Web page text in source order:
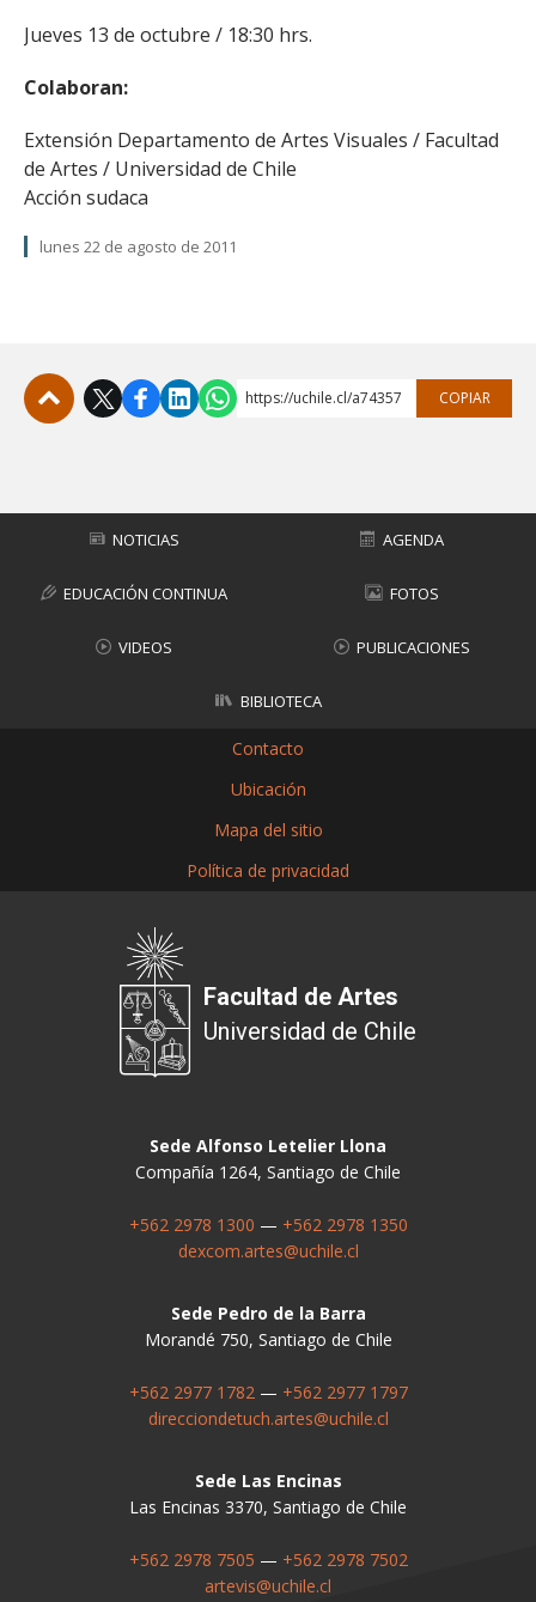
Jueves 13 de octubre / 18:30 hrs.
Colaboran:
Extensión Departamento de Artes Visuales / Facultad
de Artes / Universidad de Chile
Acción sudaca
lunes 22 de agosto de 2011
https://uchile.cl/a74357 COPIAR
NOTICIAS AGENDA
EDUCACIÓN CONTINUA FOTOS
VIDEOS PUBLICACIONES
BIBLIOTECA
Contacto
Ubicación
Mapa del sitio
Política de privacidad
Facultad de Artes
Universidad de Chile
Sede Alfonso Letelier Llona
Compañía 1264, Santiago de Chile
+562 2978 1300 — +562 2978 1350
dexcom.artes@uchile.cl
Sede Pedro de la Barra
Morandé 750, Santiago de Chile
+562 2977 1782— +562 2977 1797
direcciondetuch.artes@uchile.cl
Sede Las Encinas
Las Encinas 3370, Santiago de Chile
+562 2978 7505 — +562 2978 7502
artevis@uchile.cl